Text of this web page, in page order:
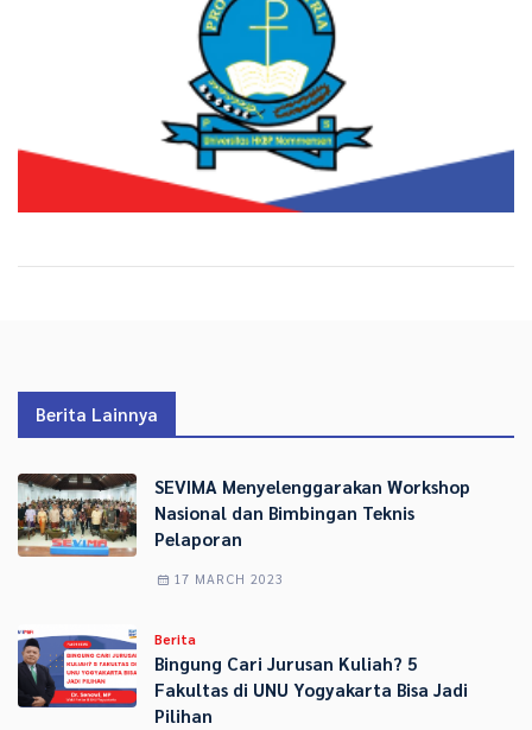
Berita Lainnya
SEVIMA Menyelenggarakan Workshop
Nasional dan Bimbingan Teknis
Pelaporan
17 MARCH 2023
Berita
Bingung Cari Jurusan Kuliah? 5
Fakultas di UNU Yogyakarta Bisa Jadi
Pilihan